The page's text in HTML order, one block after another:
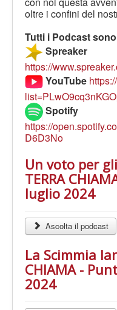
oltre i confini del
Tutti i Podcast
Spreaker
https://
YouTube
Spotify
https://
D6D3No
Un voto per
TERRA
luglio 2024
Ascolta il podcast
La Scimmia
CHIAMA -
2024